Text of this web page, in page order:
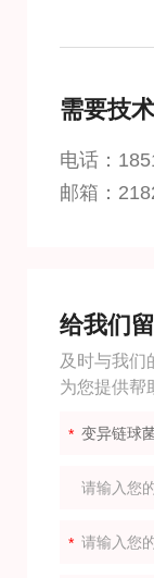
需要技
电话：
邮箱：
给我们
及时与我们
为您提供帮